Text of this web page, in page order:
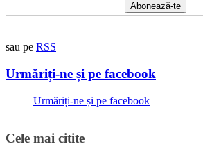
sau pe RSS
Urmăriți-ne și pe facebook
Urmăriți-ne și pe facebook
Cele mai citite